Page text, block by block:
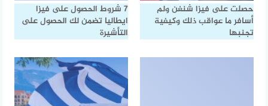
حصلت على فيزا شنغن ولم
أسافر ما عواقب ذلك وكيفية
تجنبها
7 شروط الحصول على فيزا
ايطاليا تضمن لك الحصول على
التأشيرة